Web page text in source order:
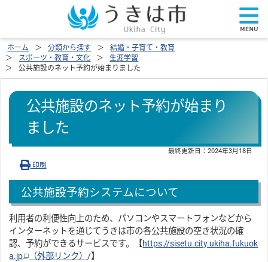
ホーム 分類から探す
結婚・子育て・教育
スポーツ・教育・文化
生涯学習
公共施設のネット予約が始まりました
公共施設のネット予約が始まり
ました
最終更新日：2024年3月18日
印刷
公共施設予約システムについて
利用者の利便性向上のため、パソコンやスマートフォンなどから
インターネットを通じてうきは市の各公共施設の空き状況の確
認、予約ができるサービスです。【https://sisetu.city.ukiha.fukuok
a.jp
（外部リンク）/】